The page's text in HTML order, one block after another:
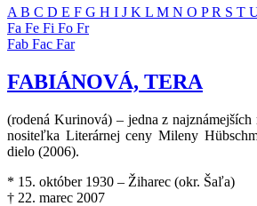
A B C D E F G H I J K L M N O PR S T
Fa Fe Fi Fo Fr
Fab Fac Far
FABIÁNOVÁ, TERA
(rodená Kurinová) – jedna z najznámejších
nositeľka Literárnej ceny Mileny
dielo (2006).
* 15. október 1930 – Žiharec (okr. Šaľa)
† 22. marec 2007